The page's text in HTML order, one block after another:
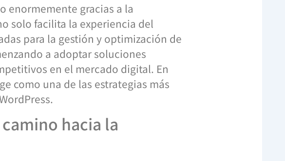
enormemente gracias a la
solo facilita la experiencia del
para la gestión y optimización de
a adoptar soluciones
en el mercado digital. En
como una de las estrategias más
hacia la